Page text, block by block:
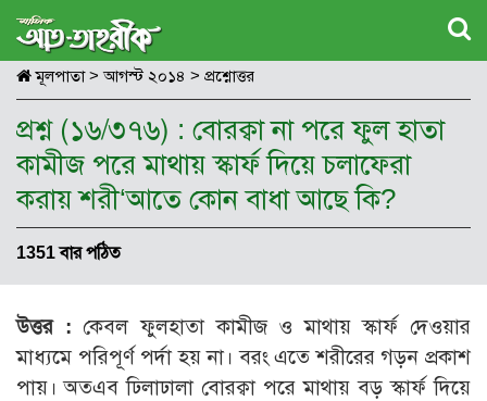
মূলপাতা> আগস্ট ২০১৪ > প্রশ্নোত্তর
প্রশ্ন (১৬/৩৭৬) : বোরক্বা না পরে ‍ফুল হাতা
কামীজ পরে মাথায় স্কার্ফ দিয়ে চলাফেরা
করায় শরী‘আতে কোন বাধা আছে কি?
1351 বার পঠিত
উত্তর : কেবল ফুলহাতা কামীজ ও মাথায় স্কার্ফ দেওয়ার
মাধ্যমে পরিপূর্ণ পর্দা হয় না। বরং এতে শরীরের গড়ন প্রকাশ
পায়। অতএব ঢিলাঢালা বোরক্বা পরে মাথায় বড় স্কার্ফ দিয়ে